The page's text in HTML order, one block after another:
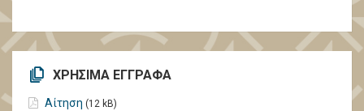
ΧΡΗΣΙΜΑ ΕΓΓΡΑΦΑ
Αίτηση (12 kB)